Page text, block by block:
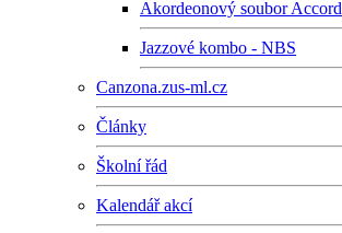
Akordeonový soubor Accord
Jazzové kombo - NBS
Canzona.zus-ml.cz
Články
Školní řád
Kalendář akcí